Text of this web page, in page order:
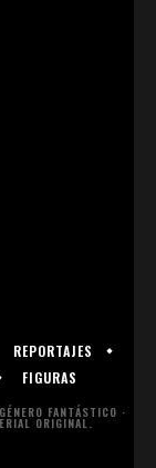
REPORTAJES
FIGURAS
FANTÁSTICO ·
ORIGINAL.